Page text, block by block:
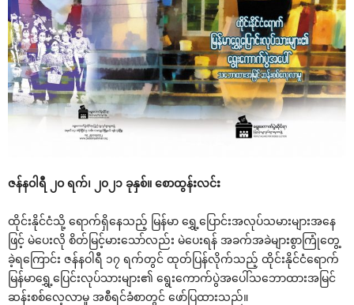
ဇန်နဝါရီ ၂ဝ ရက်၊ ၂၀၂၁ ခုနှစ်။ ‌စောထွန်းလင်း
ထိုင်းနိုင်ငံသို့ ‌ရောက်ရှိ‌နေသည့် မြန်မာ ‌ရွှေ့‌ပြောင်းအလုပ်သမားများအ‌နေ
ဖြင့် မဲ‌ပေးလို စိတ်မြင့်မား‌သော်လည်း မဲ‌ပေးရန် အခက်အခဲများစွာကြုံ‌တွေ့
ခဲ့ရ‌ကြောင်း ဇန်နဝါရီ ၁၇ ရက်တွင် ထုတ်ပြန်လိုက်သည့် ထိုင်းနိုင်ငံ‌ရောက်
မြန်မာ‌ရွှေ့‌ပြေင်းလုပ်သားများ၏ ‌ရွေး‌ကောက်ပွဲအ‌ပေါ်သ‌ဘောထားအမြင်
ဆန်းစစ်‌လေ့လာမှု အစီရင်ခံစာတွင် ‌ဖော်ပြထားသည်။